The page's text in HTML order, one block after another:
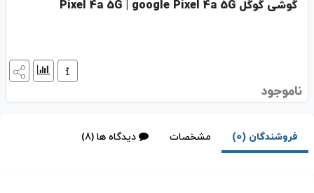
گوشی گوگل Pixel 4a 5G | google Pixel 4a 5G
ناموجود
فروشندگان (0) مشخصات دیدگاه ها (8)